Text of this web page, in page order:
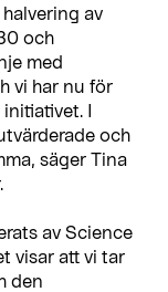
av
och
med
vi har nu för
I
och
säger Tina
av Science
visar att vi tar
den